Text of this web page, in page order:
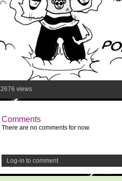
2676 views
Comments
There are no comments for now.
Log-in to comment